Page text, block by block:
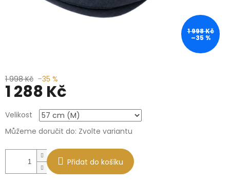
1 998 Kč
–35 %
1 998 Kč –35 %
1 288 Kč
cena:
Velikost
Můžeme doručit do: Zvolte variantu
Přidat do košíku